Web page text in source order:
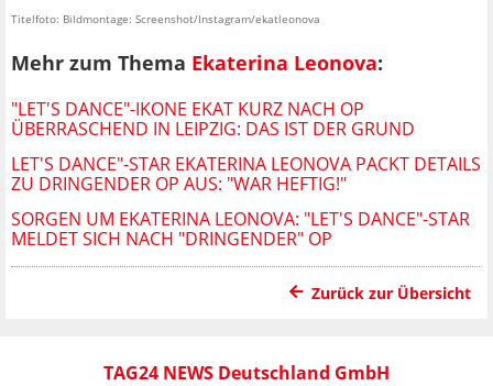
Titelfoto: Bildmontage: Screenshot/Instagram/ekatleonova
Mehr zum Thema Ekaterina Leonova:
"LET'S DANCE"-IKONE EKAT KURZ NACH OP
ÜBERRASCHEND IN LEIPZIG: DAS IST DER GRUND
LET'S DANCE"-STAR EKATERINA LEONOVA PACKT DETAILS
ZU DRINGENDER OP AUS: "WAR HEFTIG!"
SORGEN UM EKATERINA LEONOVA: "LET'S DANCE"-STAR
MELDET SICH NACH "DRINGENDER" OP
Zurück zur Übersicht
TAG24 NEWS Deutschland GmbH